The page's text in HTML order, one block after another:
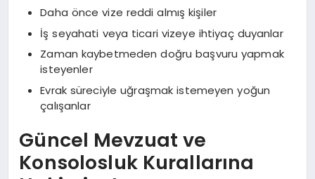
Daha önce vize reddi almış kişiler
İş seyahati veya ticari vizeye ihtiyaç duyanlar
Zaman kaybetmeden doğru başvuru yapmak
isteyenler
Evrak süreciyle uğraşmak istemeyen yoğun
çalışanlar
Güncel Mevzuat ve
Konsolosluk Kurallarına